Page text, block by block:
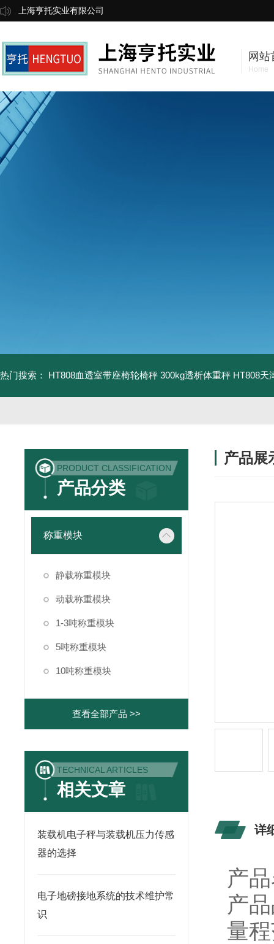
上海亨托实业有限公司
网站
Home
热门搜索： HT808血透室带座椅轮椅秤 300kg透析体重秤 HT808天
PRODUCT CLASSIFICATION
产品分类
称重模块
静载称重模块
动载称重模块
1-3吨称重模块
5吨称重模块
10吨称重模块
查看全部产品 >>
TECHNICAL ARTICLES
相关文章
装载机电子秤与装载机压力传感
器的选择
电子地磅接地系统的技术维护常
识
产品展
详
产
产
量